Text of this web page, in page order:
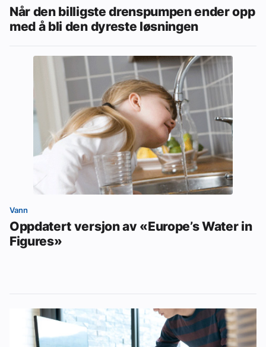
Når den billigste drenspumpen ender opp
med å bli den dyreste løsningen
Vann
Oppdatert versjon av «Europe’s Water in
Figures»